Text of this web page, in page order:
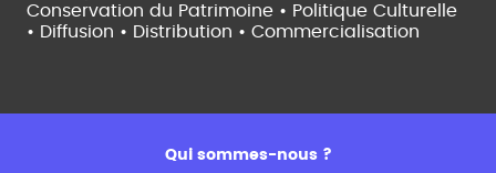
Conservation du Patrimoine • Politique Culturelle
• Diffusion • Distribution • Commercialisation
Qui sommes-nous ?